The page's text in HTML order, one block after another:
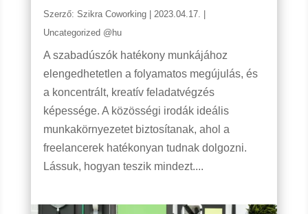
Szerző: Szikra Coworking| 2023.04.17.
Uncategorized @hu
A szabadúszók hatékony munkájához
elengedhetetlen a folyamatos megújulás, és
a koncentrált, kreatív feladatvégzés
képessége. A közösségi irodák ideális
munkakörnyezetet biztosítanak, ahol a
freelancerek hatékonyan tudnak dolgozni.
Lássuk, hogyan teszik mindezt....